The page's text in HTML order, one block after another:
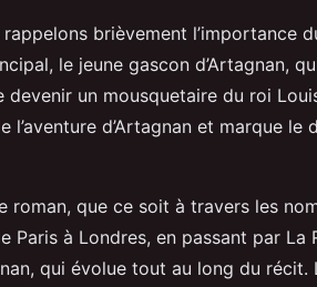
brièvement l’importance
le jeune gascon d’Artagnan,
devenir un mousquetaire du roi
d’Artagnan et marque le
roman, que ce soit à travers les
Paris à Londres, en passant par La
qui évolue tout au long du récit.